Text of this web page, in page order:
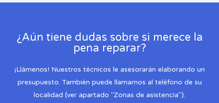
¿Aún tiene dudas sobre si merece la
pena reparar?
¡Llámenos! Nuestros técnicos le asesorarán elaborando un
presupuesto. También puede llamarnos al teléfono de su
localidad (ver apartado "Zonas de asistencia").